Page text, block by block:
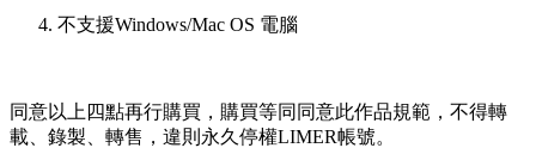
不支援Windows/Mac OS 電腦
同意以上四點再行購買，購買等同同意此作品規範，不得轉
載、錄製、轉售，違則永久停權LIMER帳號。